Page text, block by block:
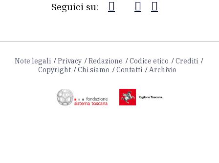
Seguici su:
Note legali Privacy Redazione Codice etico
Crediti
Copyright
Chi siamo Contatti Archivio